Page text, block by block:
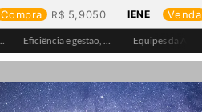
Compra 5,9050 IENE Venda
Eficiência e gestão, Buritis se torna referência em controle de perdas de água Equipes da Aegea Rondônia passam por treinamento de prevenção e combate a princípios de incêndio e segurança no trabalho com inflamáveis